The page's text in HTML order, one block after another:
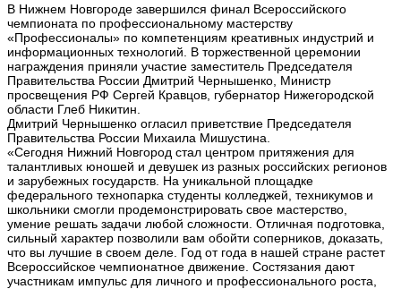
В Нижнем Новгороде завершился финал Всероссийского
чемпионата по профессиональному мастерству
«Профессионалы» по компетенциям креативных индустрий и
информационных технологий. В торжественной церемонии
награждения приняли участие заместитель Председателя
Правительства России Дмитрий Чернышенко, Министр
просвещения РФ Сергей Кравцов, губернатор Нижегородской
области Глеб Никитин.
Дмитрий Чернышенко огласил приветствие Председателя
Правительства России Михаила Мишустина.
«Сегодня Нижний Новгород стал центром притяжения для
талантливых юношей и девушек из разных российских регионов
и зарубежных государств. На уникальной площадке
федерального технопарка студенты колледжей, техникумов и
школьники смогли продемонстрировать свое мастерство,
умение решать задачи любой сложности. Отличная подготовка,
сильный характер позволили вам обойти соперников, доказать,
что вы лучшие в своем деле. Год от года в нашей стране растет
Всероссийское чемпионатное движение. Состязания дают
участникам импульс для личного и профессионального роста,